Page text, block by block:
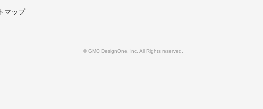
マップ
© GMO DesignOne, Inc. All Rights reserved.